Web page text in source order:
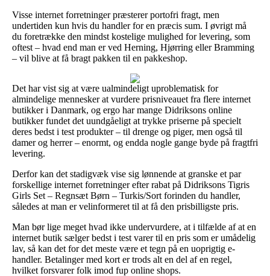
Visse internet forretninger præsterer portofri fragt, men
undertiden kun hvis du handler for en præcis sum. I øvrigt må
du foretrække den mindst kostelige mulighed for levering, som
oftest – hvad end man er ved Herning, Hjørring eller Bramming
– vil blive at få bragt pakken til en pakkeshop.
Det har vist sig at være ualmindeligt uproblematisk for
almindelige mennesker at vurdere prisniveauet fra flere internet
butikker i Danmark, og ergo har mange Didriksons online
butikker fundet det uundgåeligt at trykke priserne på specielt
deres bedst i test produkter – til drenge og piger, men også til
damer og herrer – enormt, og endda nogle gange byde på fragtfri
levering.
Derfor kan det stadigvæk vise sig lønnende at granske et par
forskellige internet forretninger efter rabat på Didriksons Tigris
Girls Set – Regnsæt Børn – Turkis/Sort forinden du handler,
således at man er velinformeret til at få den prisbilligste pris.
Man bør lige meget hvad ikke undervurdere, at i tilfælde af at en
internet butik sælger bedst i test varer til en pris som er umådelig
lav, så kan det for det meste være et tegn på en uoprigtig e-
handler. Betalinger med kort er trods alt en del af en regel,
hvilket forsvarer folk imod fup online shops.